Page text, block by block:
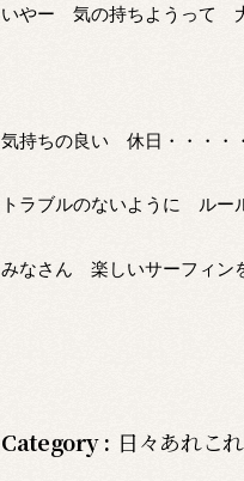
いやー 気の持ちようって 大
気持ちの良い 休日・・・・
トラブルのないように ルー
みなさん 楽しいサーフィン
Category : 日々あれこれ